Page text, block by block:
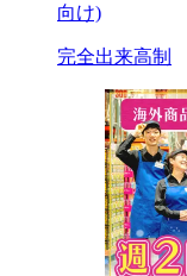
向け)
完全出来高制